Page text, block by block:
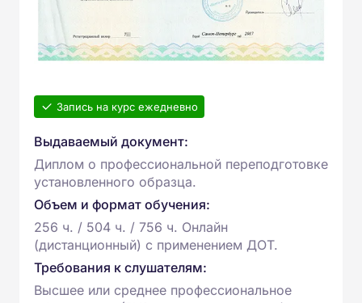
Запись на курс ежедневно
Выдаваемый документ:
Диплом о профессиональной переподготовке
установленного образца.
Объем и формат обучения:
256 ч. / 504 ч. / 756 ч. Онлайн
(дистанционный) с применением ДОТ.
Требования к слушателям:
Высшее или среднее профессиональное